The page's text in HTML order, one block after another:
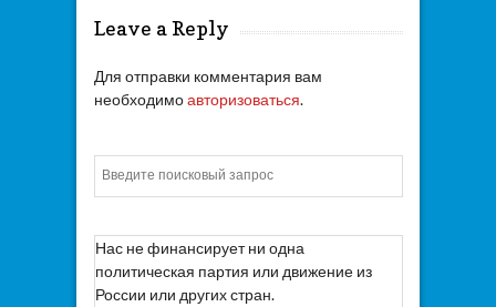
Leave a Reply
Для отправки комментария вам
необходимоавторизоваться.
Нас не финансирует ни одна
политическая партия или движение из
России или других стран.